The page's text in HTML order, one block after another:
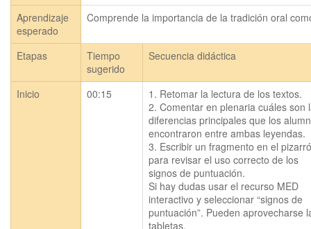
Aprendizaje
esperado
Comprende la importancia de la tradición oral
Etapas
Tiempo
sugerido
Secuencia didáctica
Inicio 00:15
1. Retomar la lectura de los textos.
2. Comentar en plenaria cuáles son
diferencias principales que los
encontraron entre ambas leyendas.
3. Escribir un fragmento en el
para revisar el uso correcto de los
signos de puntuación.
Si hay dudas usar el recurso MED
interactivo y seleccionar “signos de
puntuación”. Pueden aprovecharse
tabletas.